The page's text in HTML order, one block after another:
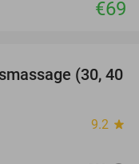
€69
60%
(30, 40
9.2 star